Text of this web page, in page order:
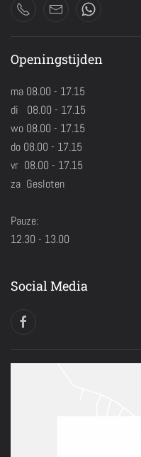
Openingstijden
ma 08.00 - 17.15
di 08.00 - 17.15
wo 08.00 - 17.15
do 08.00 - 17.15
vr 08.00 - 17.15
za Gesloten
Pauze:
12.30 - 13.00
Social Media